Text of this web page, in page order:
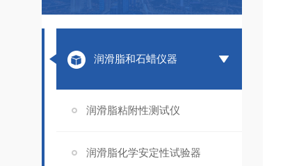
润滑脂和石蜡仪器
润滑脂粘附性测试仪
润滑脂化学安定性试验器